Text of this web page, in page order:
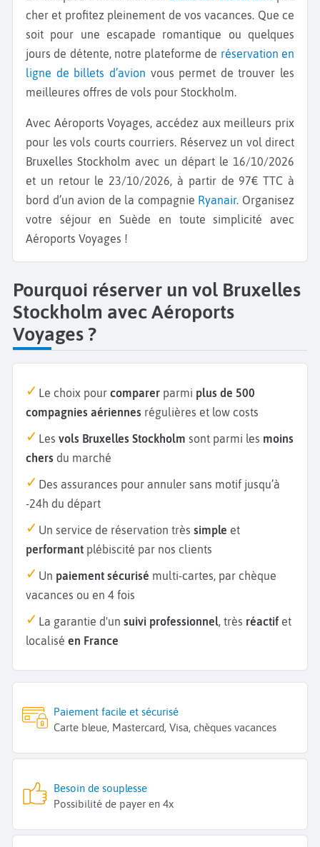
cher et profitez pleinement de vos vacances. Que ce
soit pour une escapade romantique ou quelques
jours de détente, notre plateforme de réservation en
ligne de billets d’avion vous permet de trouver les
meilleures offres de vols pour Stockholm.
Avec Aéroports Voyages, accédez aux meilleurs prix
pour les vols courts courriers. Réservez un vol direct
Bruxelles Stockholmavec un départ le 16/10/2026
et un retour le 23/10/2026, à partir de 97€ TTC à
bord d’un avion de la compagnie Ryanair. Organisez
votre séjour en Suède en toute simplicité avec
Aéroports Voyages !
Pourquoi réserver un vol Bruxelles
Stockholm avec Aéroports
Voyages ?
Le choix pour comparer parmi plus de 500
compagnies aériennes régulières et low costs
Les vols Bruxelles Stockholm sont parmi les moins
chers du marché
Des assurances pour annuler sans motif jusqu’à
-24h du départ
Un service de réservation très simple et
performant plébiscité par nos clients
Un paiement sécurisé multi-cartes, par chèque
vacances ou en 4 fois
La garantie d'un suivi professionnel, très réactif et
localisé en France
Paiement facile et sécurisé
Carte bleue, Mastercard, Visa, chèques vacances
Besoin de souplesse
Possibilité de payer en 4x